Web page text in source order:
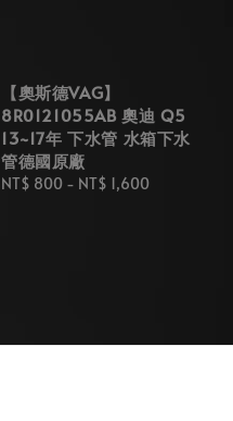
【奧斯德VAG】
8R0121055AB 奧迪 Q5
13~17年 下水管 水箱下水
管德國原廠
Regular
NT$ 800 - NT$ 1,600